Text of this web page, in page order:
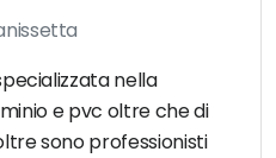
nella
e pvc oltre che di
sono professionisti